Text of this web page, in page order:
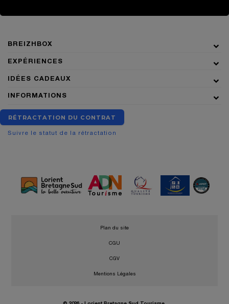
BREIZHBOX
EXPÉRIENCES
IDÉES CADEAUX
INFORMATIONS
RÉTRACTATION DU CONTRAT
Suivre le statut de la rétractation
Plan du site
CGU
CGV
Mentions Légales